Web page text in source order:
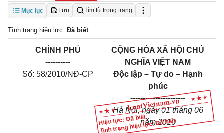
Mục lục Lưu Tìm từ trong trang
Tình trạng hiệu lực: Đã biết
Hiệu lực: Đã biết
Tình trạng hiệu lực: Đã biết
CHÍNH PHỦ
----------
Số: 58/2010/NĐ-CP
CỘNG HÒA XÃ HỘI CHỦ
NGHĨA VIỆT NAM
Độc lập – Tự do – Hạnh
phúc
----------------------
Hà Nội, ngày 01 tháng 06
năm 2010